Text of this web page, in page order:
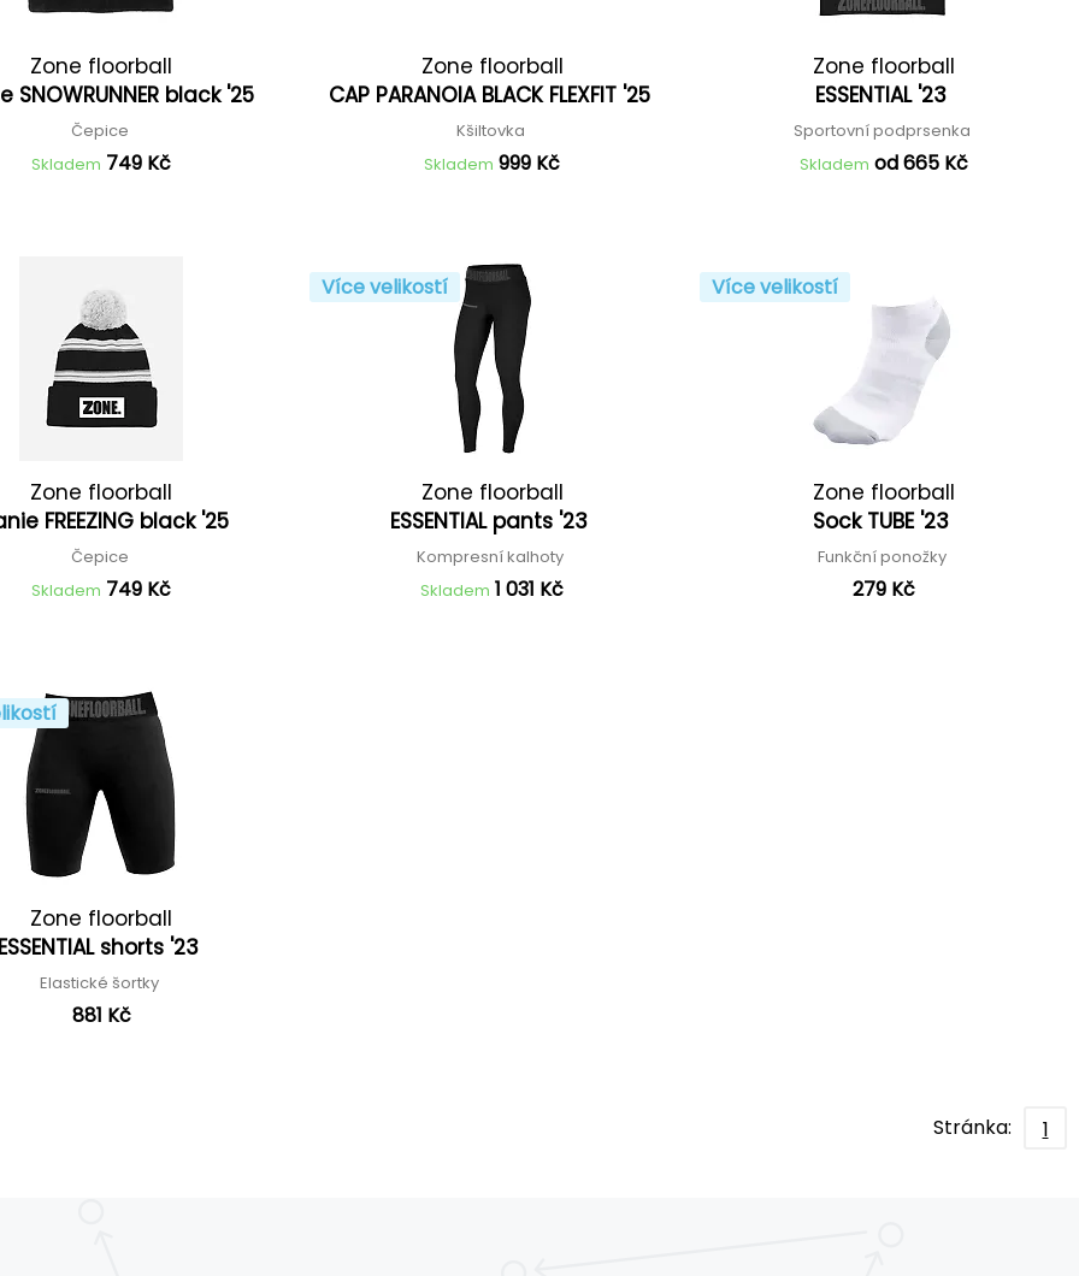
Zone floorball
SNOWRUNNER black '25
Čepice
Skladem 749 Kč
Zone floorball
CAP PARANOIA BLACK FLEXFIT '25
Kšiltovka
Skladem 999 Kč
Zone floorball
ESSENTIAL '23
Sportovní podprsenka
Skladem od 665 Kč
Zone floorball
FREEZING black '25
Čepice
Skladem 749 Kč
Více velikostí
Zone floorball
ESSENTIAL pants '23
Kompresní kalhoty
Skladem 1 031 Kč
Více velikostí
Zone floorball
Sock TUBE '23
Funkční ponožky
279 Kč
Zone floorball
shorts '23
Elastické šortky
881 Kč
Stránka: 1